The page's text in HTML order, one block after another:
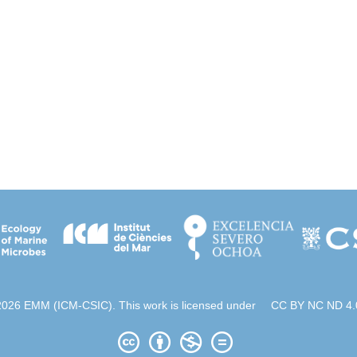
EMM (ICM-CSIC). This work is licensed under CC BY NC ND